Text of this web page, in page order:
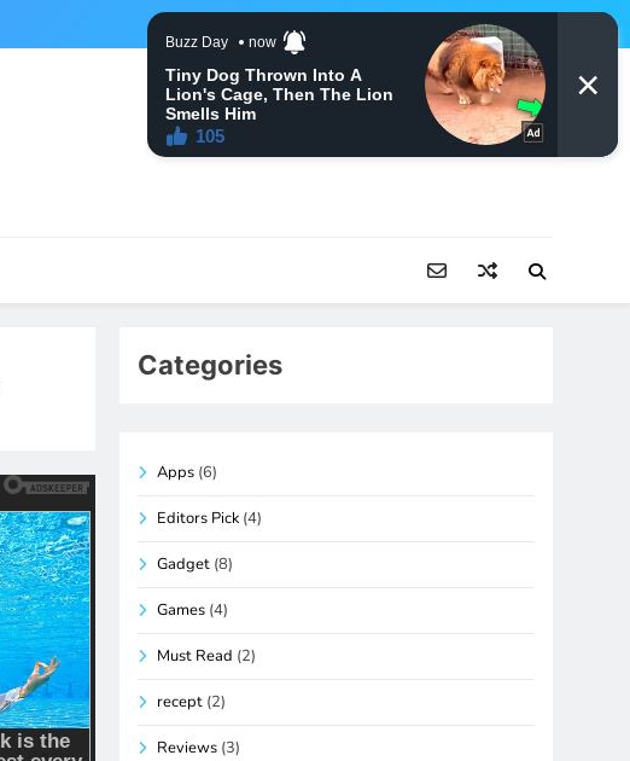
Categories
Apps (6)
Editors Pick (4)
Gadget (8)
Games (4)
Must Read (2)
recept (2)
Reviews (3)